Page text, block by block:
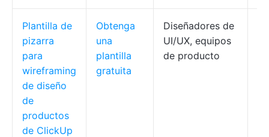
Plantilla de
pizarra
para
wireframing
de diseño
de
productos
de ClickUp
Obtenga
una
plantilla
gratuita
Diseñadores de
UI/UX, equipos
de producto